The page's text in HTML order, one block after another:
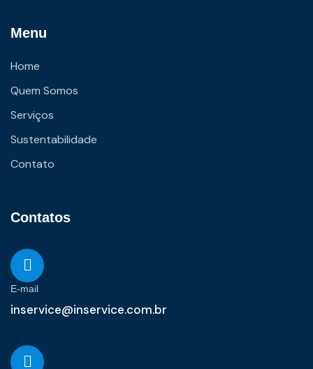
Menu
Home
Quem Somos
Serviços
Sustentabilidade
Contato
Contatos
E-mail
inservice@inservice.com.br